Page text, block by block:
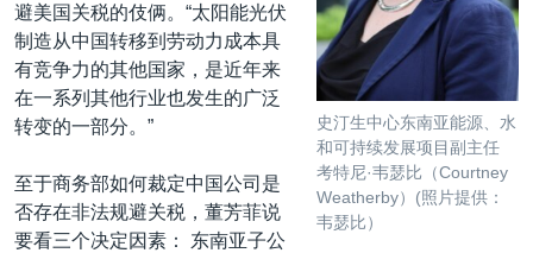
史汀生中心东南亚能源、水
和可持续发展项目副主任
考特尼·韦瑟比（Courtney
Weatherby）(照片提供：
韦瑟比）
避美国关税的伎俩。“太阳能光伏
制造从中国转移到劳动力成本具
有竞争力的其他国家，是近年来
在一系列其他行业也发生的广泛
转变的一部分。”
至于商务部如何裁定中国公司是
否存在非法规避关税，董芳菲说
要看三个决定因素： 东南亚子公